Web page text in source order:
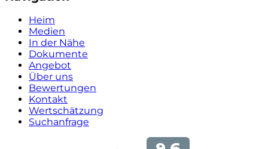
Heim
Medien
In der Nähe
Dokumente
Angebot
Über uns
Bewertungen
Kontakt
Wertschätzung
Suchanfrage